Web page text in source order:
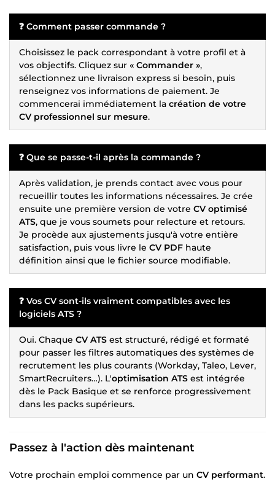
❓ Comment passer commande ?
Choisissez le pack correspondant à votre profil et à
vos objectifs. Cliquez sur « Commander »,
sélectionnez une livraison express si besoin, puis
renseignez vos informations de paiement. Je
commencerai immédiatement la création de votre
CV professionnel sur mesure.
❓ Que se passe-t-il après la commande ?
Après validation, je prends contact avec vous pour
recueillir toutes les informations nécessaires. Je crée
ensuite une première version de votre CV optimisé
ATS, que je vous soumets pour relecture et retours.
Je procède aux ajustements jusqu'à votre entière
satisfaction, puis vous livre le CV PDF haute
définition ainsi que le fichier source modifiable.
❓ Vos CV sont-ils vraiment compatibles avec les
logiciels ATS ?
Oui. Chaque CV ATS est structuré, rédigé et formaté
pour passer les filtres automatiques des systèmes de
recrutement les plus courants (Workday, Taleo, Lever,
SmartRecruiters…). L'optimisation ATS est intégrée
dès le Pack Basique et se renforce progressivement
dans les packs supérieurs.
Passez à l'action dès maintenant
Votre prochain emploi commence par un CV performant.